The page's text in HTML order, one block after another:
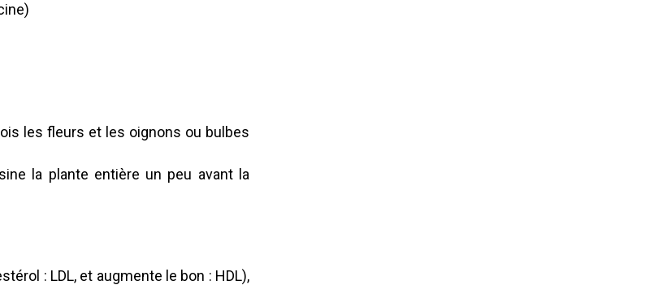
les fleurs et les oignons ou bulbes
la plante entière un peu avant la
: LDL, et augmente le bon : HDL),